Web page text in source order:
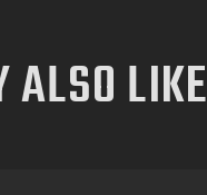
ALSO LIKE